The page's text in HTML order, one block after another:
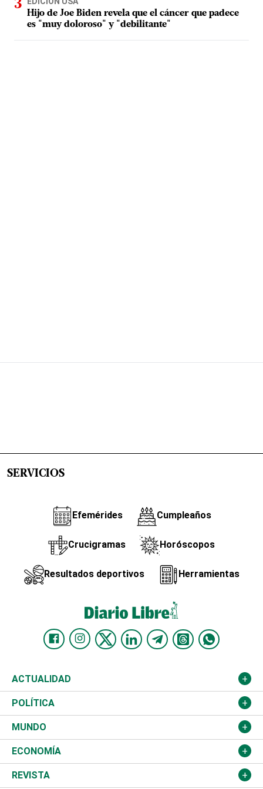
Hijo de Joe Biden revela que el cáncer que padece
es "muy doloroso" y "debilitante"
SERVICIOS
Efemérides Cumpleaños
Crucigramas Horóscopos
Resultados deportivos Herramientas
ACTUALIDAD
Nacional
Ciudad
Educación
Salud
POLÍTICA
Partidos
JCE
TSE
MUNDO
Estados Unidos
América Latina
ECONOMÍA
Finanzas
REVISTA